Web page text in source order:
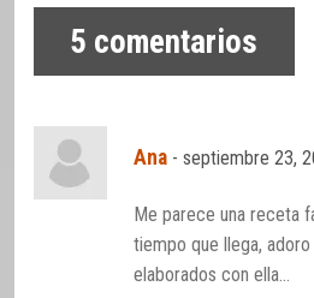
5 comentarios
Ana -septiembre 23,
Me parece una receta
tiempo que llega,
elaborados con ella…